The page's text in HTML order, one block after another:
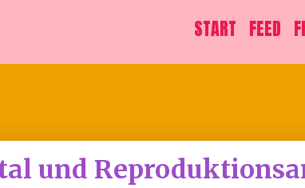
START FEED
und